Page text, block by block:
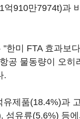
억910만7974t)과
한미 FTA 효과보
공 물동량이 오히
.
제품(18.4%)과
섬유류(5.6%) 등